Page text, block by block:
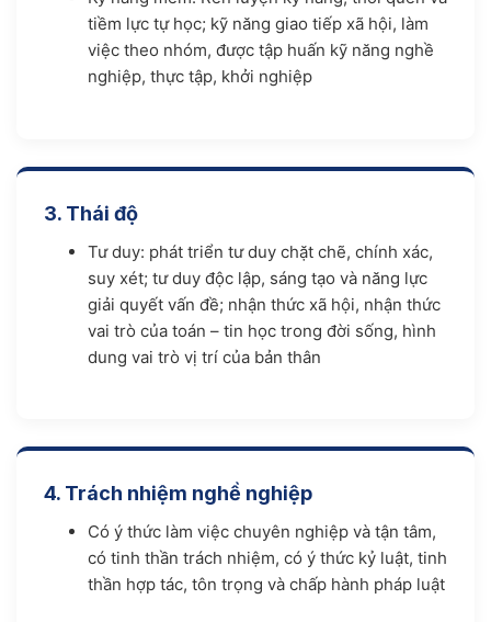
tiềm lực tự học; kỹ năng giao tiếp xã hội, làm
việc theo nhóm, được tập huấn kỹ năng nghề
nghiệp, thực tập, khởi nghiệp
3. Thái độ
Tư duy: phát triển tư duy chặt chẽ, chính xác,
suy xét; tư duy độc lập, sáng tạo và năng lực
giải quyết vấn đề; nhận thức xã hội, nhận thức
vai trò của toán – tin học trong đời sống, hình
dung vai trò vị trí của bản thân
4. Trách nhiệm nghề nghiệp
Có ý thức làm việc chuyên nghiệp và tận tâm,
có tinh thần trách nhiệm, có ý thức kỷ luật, tinh
thần hợp tác, tôn trọng và chấp hành pháp luật